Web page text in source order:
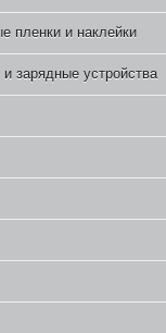
пленки и наклейки
зарядные устройства